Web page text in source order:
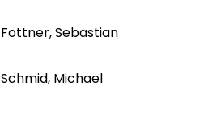
Fottner, Sebastian
Schmid, Michael